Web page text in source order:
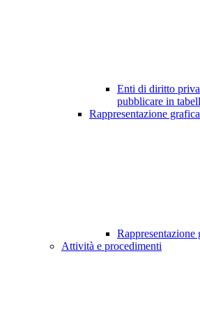
Enti di diritto
pubblicare in
Rappresentazione grafica
Rappresentazione
Attività e procedimenti